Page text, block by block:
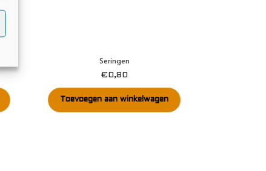
Seringen
€0,80
Toevoegen aan winkelwagen